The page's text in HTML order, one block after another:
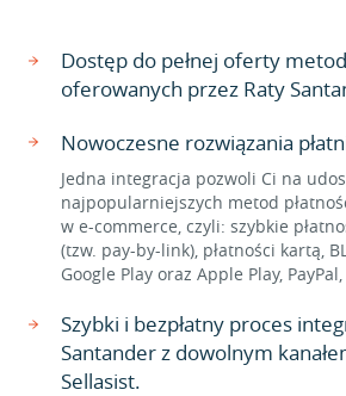
Dostęp do pełnej oferty
oferowanych przez Raty
Nowoczesne rozwiązania
Jedna integracja pozwoli Ci na
najpopularniejszych metod
w e-commerce, czyli: szybkie
(tzw. pay-by-link), płatności kartą,
Google Play oraz Apple Play,
Szybki i bezpłatny proces
Santander z dowolnym
Sellasist.